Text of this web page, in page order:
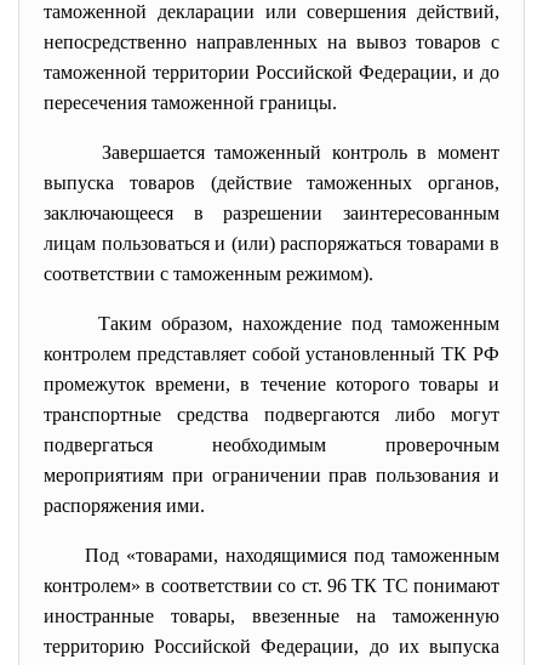
таможенной декларации или совершения действий,
непосредственно направленных на вывоз товаров с
таможенной территории Российской Федерации, и до
пересечения таможенной границы.
Завершается таможенный контроль в момент
выпуска товаров (действие таможенных органов,
заключающееся в разрешении заинтересованным
лицам пользоваться и (или) распоряжаться товарами в
соответствии с таможенным режимом).
Таким образом, нахождение под таможенным
контролем представляет собой установленный ТК РФ
промежуток времени, в течение которого товары и
транспортные средства подвергаются либо могут
подвергаться необходимым проверочным
мероприятиям при ограничении прав пользования и
распоряжения ими.
Под «товарами, находящимися под таможенным
контролем» в соответствии со ст. 96 ТК ТС понимают
иностранные товары, ввезенные на таможенную
территорию Российской Федерации, до их выпуска